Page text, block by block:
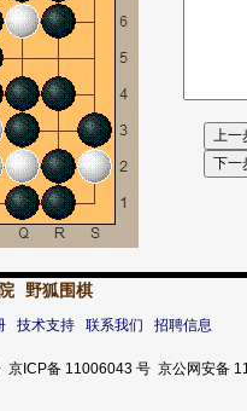
野狐围棋
技术支持 联系我们 招聘信息
京ICP备 11006043 号 京公网安备